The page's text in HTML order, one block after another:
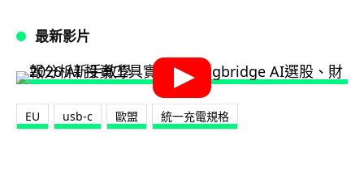
最新影片
EU usb-c 歐盟 統一充電規格